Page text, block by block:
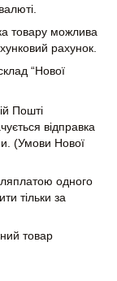
товару можлива
рахунок.
“Нової
Пошті
відправка
(Умови Нової
одного
тільки за
товар